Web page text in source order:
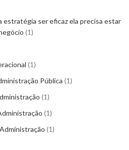
estratégia ser eficaz ela precisa estar
1
1
Pública 1
1
1
1